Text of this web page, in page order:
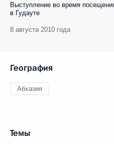
Выступление во время
в Гудауте
8 августа 2010 года
География
Абхазия
Темы